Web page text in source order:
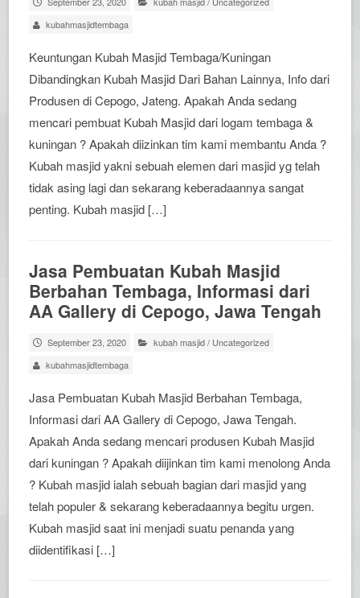
kubahmasjidtembaga
Keuntungan Kubah Masjid Tembaga/Kuningan
Dibandingkan Kubah Masjid Dari Bahan Lainnya, Info dari
Produsen di Cepogo, Jateng. Apakah Anda sedang
mencari pembuat Kubah Masjid dari logam tembaga &
kuningan ? Apakah diizinkan tim kami membantu Anda ?
Kubah masjid yakni sebuah elemen dari masjid yg telah
tidak asing lagi dan sekarang keberadaannya sangat
penting. Kubah masjid […]
Jasa Pembuatan Kubah Masjid
Berbahan Tembaga, Informasi dari
AA Gallery di Cepogo, Jawa Tengah
September 23, 2020 kubah masjid/ Uncategorized
kubahmasjidtembaga
Jasa Pembuatan Kubah Masjid Berbahan Tembaga,
Informasi dari AA Gallery di Cepogo, Jawa Tengah.
Apakah Anda sedang mencari produsen Kubah Masjid
dari kuningan ? Apakah diijinkan tim kami menolong Anda
? Kubah masjid ialah sebuah bagian dari masjid yang
telah populer & sekarang keberadaannya begitu urgen.
Kubah masjid saat ini menjadi suatu penanda yang
diidentifikasi […]